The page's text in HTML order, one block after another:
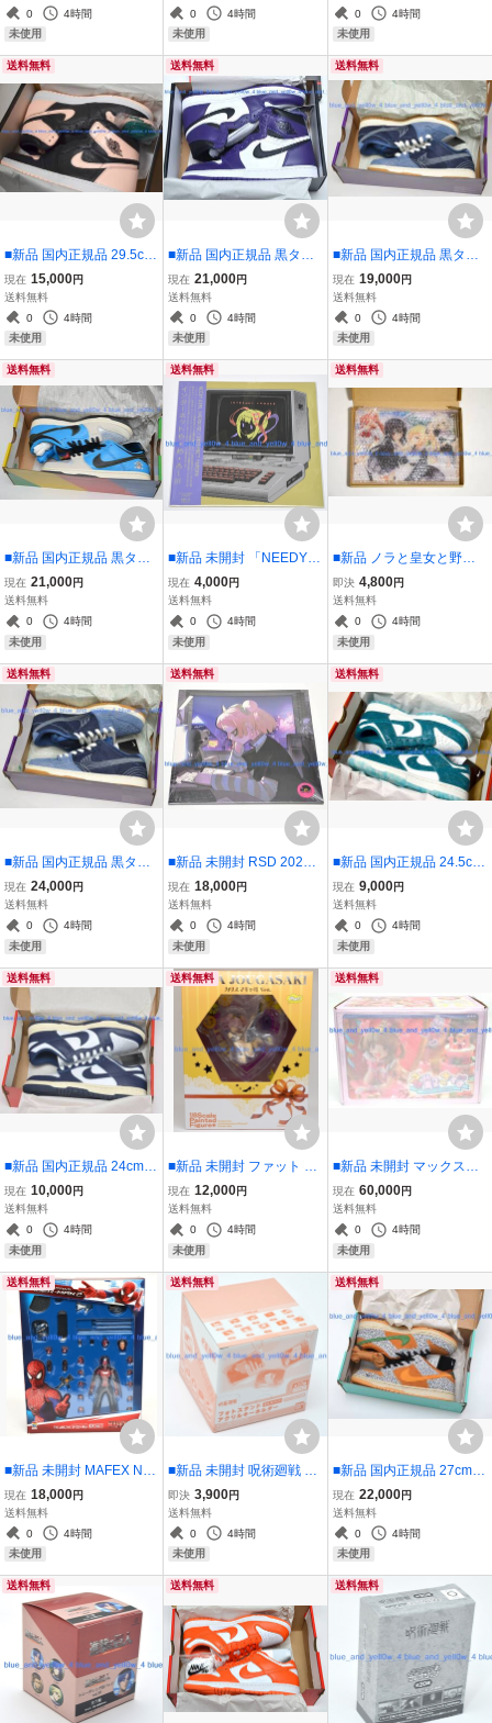
トオリジナルレコードプ
レーヤー Creamy Mami R
0
4時間
未使用
UNK LOW PRO QS US8
CZ5128-400
0
4時間
未使用
5 US10.5 qs sb
0
4時間
未使用
送料無料
■新品 国内正規品 29.5cm
NIKE AIR JORDAN 1 RET
RO HIGH OG CRIMSON
TINT 555088-081 US11.5
現在 15,000円
送料無料
0
4時間
未使用
送料無料
■新品 国内正規品 黒タグ
付き 27.5cm NIKE AIR JO
RDAN 1 RETRO HIGH O
G COURT PURPLE 5550
88-500 US9.5
現在 21,000円
送料無料
0
4時間
未使用
送料無料
■新品 国内正規品 黒タグ
付き 25.5cm NIKE SB DU
NK LOW DENIM SASHIK
O CV0316-400 QS US7.5
現在 19,000円
送料無料
0
4時間
未使用
送料無料
■新品 国内正規品 黒タグ
付き 25.5cm INSTANT SK
ATEBOARDS × NIKE SB
DUNK LOW PRO QS US
7.5 CZ5128-400
現在 21,000円
送料無料
0
4時間
未使用
送料無料
■新品 未開封 「NEEDY G
IRL OVERDOSE」INTER
NET YAMERO / 月虹蝶 ア
ナログ盤 レコード LP Vin
yl 超絶最かわてんしちゃ
現在 4,000円
送料無料
0
4時間
未使用
送料無料
■新品 ノラと皇女と野良
猫ハート1＆2 B5アクリル
ボード A 夕莉シャチ HAR
UKAZE
即決 4,800円
送料無料
0
4時間
未使用
送料無料
■新品 国内正規品 黒タグ
付き 28cm NIKE SB DUN
K LOW DENIM SASHIKO
CV0316-400 QS US10
現在 24,000円
送料無料
0
4時間
未使用
送料無料
■新品 未開封 RSD 2026
レコードストアデイ限定
アナログ盤 Bring Me The
Horizon - Lo-Files 2xLP V
inyl
現在 18,000円
送料無料
0
4時間
未使用
送料無料
■新品 国内正規品 24.5cm
Nike WMNS Dunk Low O
cean US7.5 DV3029-100
qs sb
現在 9,000円
送料無料
0
4時間
未使用
送料無料
■新品 国内正規品 24cm N
ike WMNS W Dunk Low V
intage Navy DD1503-115
US7 qs sb
現在 10,000円
送料無料
0
4時間
未使用
送料無料
■新品 未開封 ファット ア
イドルマスター シンデレ
ラガールズ 城ヶ崎美嘉 カ
リスマギャルver. 1/8スケ
ール フィギュア Phat ア
現在 12,000円
送料無料
0
4時間
未使用
送料無料
■新品 未開封 マックスフ
ァクトリー 名取さな さな
ちゃんねる王爆誕Ver. 1/7
スケール フィギュア
現在 60,000円
送料無料
0
4時間
未使用
送料無料
■新品 未開封 MAFEX No.
004 アメイジング・スパ
イダーマン 2 DX セット
マフェックス MARVEL S
PIDER-MAN THE AMAZI
ET
現在 18,000円
送料無料
0
4時間
未使用
送料無料
■新品 未開封 呪術廻戦 懐
玉・玉折 フォトスタンド
アクリルキーホルダー 夏
油傑BOX 1BOX
即決 3,900円
送料無料
0
4時間
未使用
送料無料
■新品 国内正規品 27cm N
IKE SB DUNK LOW PRO I
SO SAFARI CD2563-002
US9 QS 黒タグ付き
現在 22,000円
送料無料
0
4時間
未使用
送料無料 送料無料 送料無料